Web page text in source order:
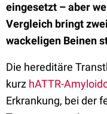
eingesetzt – aber
Vergleich bringt
wackeligen Beinen
Die hereditäre
kurz hATTR-
Erkrankung, bei der